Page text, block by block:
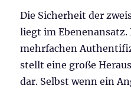
Die Sicherheit der
liegt im Ebenenansatz.
mehrfachen
stellt eine große
dar. Selbst wenn ein